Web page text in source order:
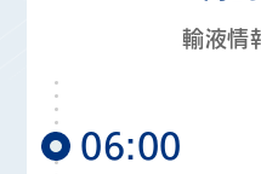
輸液情
06:00